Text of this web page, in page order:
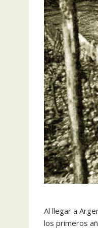
Al llegar a
los primeros